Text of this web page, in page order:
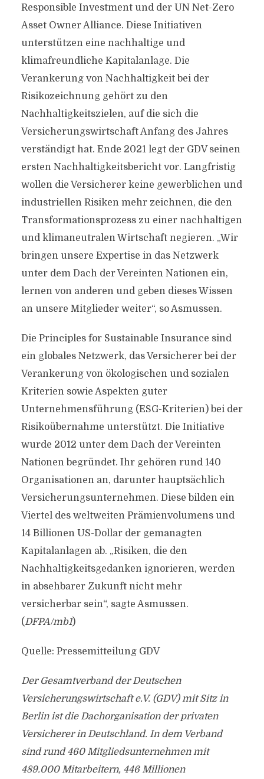
Responsible Investment und der UN Net-Zero
Asset Owner Alliance. Diese Initiativen
unterstützen eine nachhaltige und
klimafreundliche Kapitalanlage. Die
Verankerung von Nachhaltigkeit bei der
Risikozeichnung gehört zu den
Nachhaltigkeitszielen, auf die sich die
Versicherungswirtschaft Anfang des Jahres
verständigt hat. Ende 2021 legt der GDV seinen
ersten Nachhaltigkeitsbericht vor. Langfristig
wollen die Versicherer keine gewerblichen und
industriellen Risiken mehr zeichnen, die den
Transformationsprozess zu einer nachhaltigen
und klimaneutralen Wirtschaft negieren. „Wir
bringen unsere Expertise in das Netzwerk
unter dem Dach der Vereinten Nationen ein,
lernen von anderen und geben dieses Wissen
an unsere Mitglieder weiter“, so Asmussen.
Die Principles for Sustainable Insurance sind
ein globales Netzwerk, das Versicherer bei der
Verankerung von ökologischen und sozialen
Kriterien sowie Aspekten guter
Unternehmensführung (ESG-Kriterien) bei der
Risikoübernahme unterstützt. Die Initiative
wurde 2012 unter dem Dach der Vereinten
Nationen begründet. Ihr gehören rund 140
Organisationen an, darunter hauptsächlich
Versicherungsunternehmen. Diese bilden ein
Viertel des weltweiten Prämienvolumens und
14 Billionen US-Dollar der gemanagten
Kapitalanlagen ab. „Risiken, die den
Nachhaltigkeitsgedanken ignorieren, werden
in absehbarer Zukunft nicht mehr
versicherbar sein“, sagte Asmussen.
(DFPA/mb1)
Quelle: Pressemitteilung GDV
Der Gesamtverband der Deutschen
Versicherungswirtschaft e.V. (GDV) mit Sitz in
Berlin ist die Dachorganisation der privaten
Versicherer in Deutschland. In dem Verband
sind rund 460 Mitgliedsunternehmen mit
489.000 Mitarbeitern, 446 Millionen